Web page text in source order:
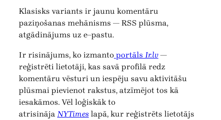
Klasisks variants ir jaunu komentāru
paziņošanas mehānisms — RSS plūsma,
atgādinājums uz e–pastu.
Ir risinājums, ko izmanto portāls Ir.lv —
reģistrēti lietotāji, kas savā profilā redz
komentāru vēsturi un iespēju savu aktivitāšu
plūsmai pievienot rakstus, atzīmējot tos kā
iesakāmos. Vēl loģiskāk to
atrisināja NYTimes lapā, kur reģistrēts lietotājs